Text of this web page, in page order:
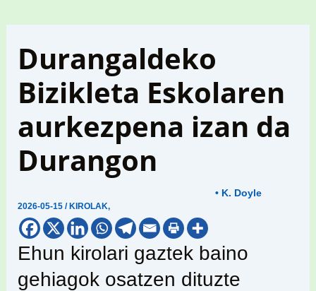
Durangaldeko
Bizikleta Eskolaren
aurkezpena izan da
Durangon
2026-05-15/ KIROLAK,
• K. Doyle
Ehun kirolari gaztek baino
gehiagok osatzen dituzte